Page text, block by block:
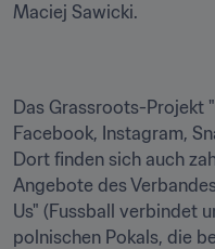
Maciej Sawicki.
Das Grassroots-Projekt
Facebook, Instagram,
Dort finden sich auch
Angebote des
Us" (Fussball verbindet
polnischen Pokals, die